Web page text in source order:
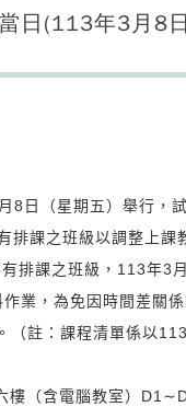
日(113年3月8
8日（星期五）舉行，
課之班級以調整上課
排課之班級，113年3
業，為免因時間差關
（註：課程清單係以
樓（含電腦教室）